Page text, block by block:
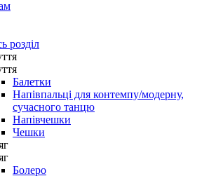
розділ
Балетки
Напівпальці для контемпу/модерну,
сучасного танцю
Напівчешки
Чешки
Болеро